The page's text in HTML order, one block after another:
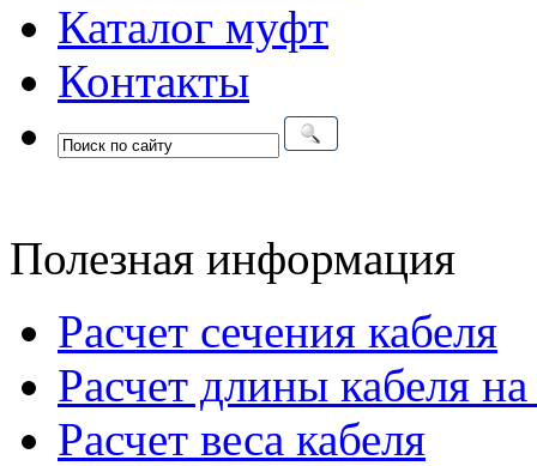
Каталог муфт
Контакты
Полезная информация
Расчет сечения кабеля
Расчет длины кабеля
Расчет веса кабеля